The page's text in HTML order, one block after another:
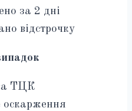
за 2 дні
відстрочку
ТЦК
оскарження